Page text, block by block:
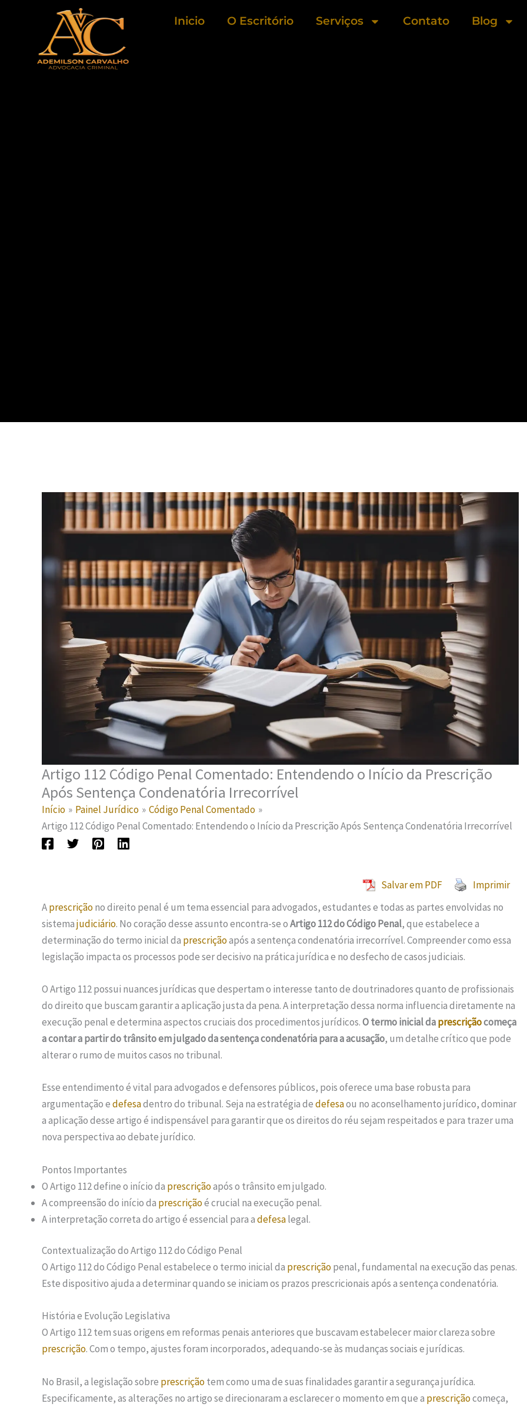
conteúdo
Inicio O Escritório Serviços Contato Blog
Artigo 112 Código Penal Comentado: Entendendo o Início da Prescrição
Após Sentença Condenatória Irrecorrível
Início Painel Jurídico
Código Penal Comentado
Artigo 112 Código Penal Comentado: Entendendo o Início da Prescrição Após Sentença Condenatória Irrecorrível
Salvar em PDF
Imprimir
Aprescriçãono direito penal é um tema essencial para advogados, estudantes e todas as partes envolvidas no
sistemajudiciário. No coração desse assunto encontra-se oArtigo 112 do Código Penal, que estabelece a
determinação do termo inicial da prescriçãoapós a sentença condenatória irrecorrível. Compreender como essa
legislação impacta os processos pode ser decisivo na prática jurídica e no desfecho de casos judiciais.
O Artigo 112 possui nuances jurídicas que despertam o interesse tanto de doutrinadores quanto de profissionais
do direito que buscam garantir a aplicação justa da pena. A interpretação dessa norma influencia diretamente na
execução penal e determina aspectos cruciais dos procedimentos jurídicos.O termo inicial daprescriçãocomeça
a contar a partir do trânsito em julgado da sentença condenatória para a acusação, um detalhe crítico que pode
alterar o rumo de muitos casos no tribunal.
Esse entendimento é vital para advogados e defensores públicos, pois oferece uma base robusta para
argumentação edefesadentro do tribunal. Seja na estratégia dedefesaou no aconselhamento jurídico, dominar
a aplicação desse artigo é indispensável para garantir que os direitos do réu sejam respeitados e para trazer uma
nova perspectiva ao debate jurídico.
Pontos Importantes
O Artigo 112 define o início da prescriçãoapós o trânsito em julgado.
A compreensão do início da prescriçãoé crucial na execução penal.
A interpretação correta do artigo é essencial para adefesalegal.
Contextualização do Artigo 112 do Código Penal
O Artigo 112 do Código Penal estabelece o termo inicial da prescriçãopenal, fundamental na execução das penas.
Este dispositivo ajuda a determinar quando se iniciam os prazos prescricionais após a sentença condenatória.
História e Evolução Legislativa
O Artigo 112 tem suas origens em reformas penais anteriores que buscavam estabelecer maior clareza sobre
prescrição. Com o tempo, ajustes foram incorporados, adequando-se às mudanças sociais e jurídicas.
No Brasil, a legislação sobre prescriçãotem como uma de suas finalidades garantir a segurança jurídica.
Especificamente, as alterações no artigo se direcionaram a esclarecer o momento em que a prescriçãocomeça,